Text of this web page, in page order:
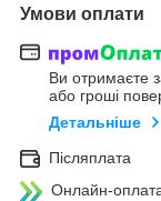
Умови оплати
Ви отримаєте
або гроші
Детальніше
Післяплата
Онлайн-